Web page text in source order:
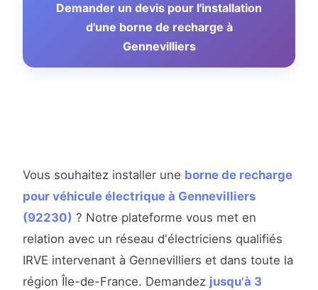
Demander un devis pour l'installation
d'une borne de recharge à
Gennevilliers
Vous souhaitez installer une borne de recharge
pour véhicule électrique à Gennevilliers
(92230) ? Notre plateforme vous met en
relation avec un réseau d'électriciens qualifiés
IRVE intervenant à Gennevilliers et dans toute la
région Île-de-France. Demandez jusqu'à 3